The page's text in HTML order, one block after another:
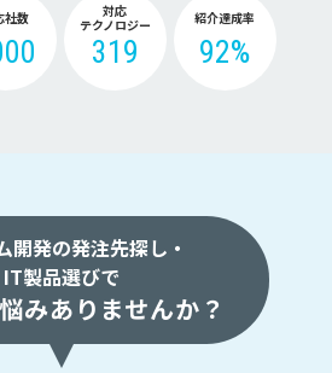
社数
対応
テクノロジー
319
紹介達成率
92%
開発の発注先探し・
IT製品選びで
みありませんか？